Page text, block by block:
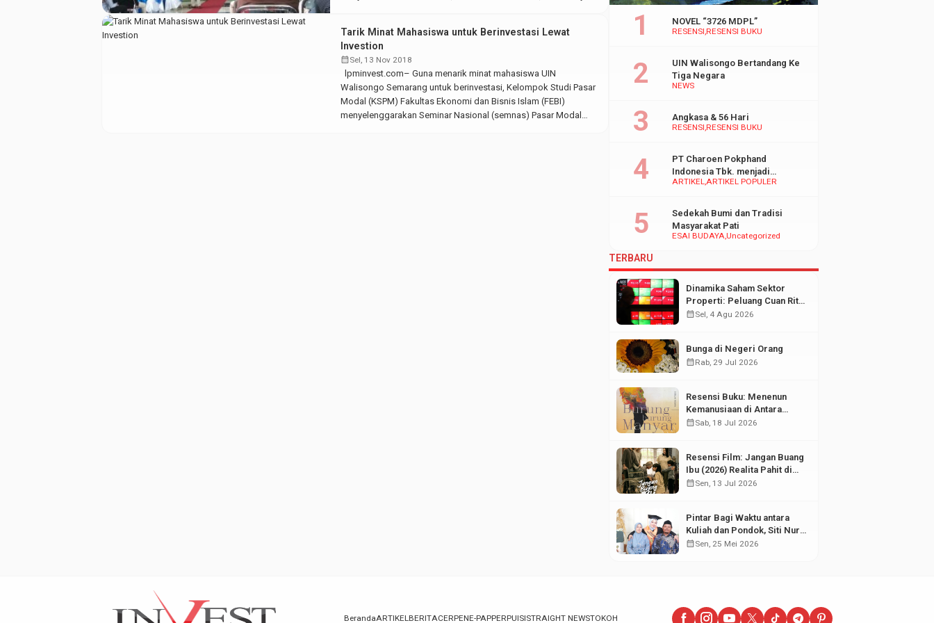
Kini ini berlangsung di Audit II […]
Tarik Minat Mahasiswa untuk Berinvestasi Lewat
Investion
calendar_monthSel, 13 Nov 2018
lpminvest.com– Guna menarik minat mahasiswa UIN
Walisongo Semarang untuk berinvestasi, Kelompok Studi Pasar
Modal (KSPM) Fakultas Ekonomi dan Bisnis Islam (FEBI)
menyelenggarakan Seminar Nasional (semnas) Pasar Modal
RESENSI RESENSI BUKU
NOVEL “3726 MDPL”
NEWS
UIN Walisongo Bertandang Ke
Tiga Negara
RESENSI RESENSI BUKU
Angkasa & 56 Hari
ARTIKELARTIKEL POPULER
PT Charoen Pokphand
Indonesia Tbk. menjadi
inspirasi Bagi UMKM di
ESAI BUDAYAUncategorized
Sedekah Bumi dan Tradisi
Masyarakat Pati
TERBARU
Dinamika Saham Sektor
Properti: Peluang Cuan Ritel
di Tengah Fluktuasi Pasar
calendar_monthSel, 4 Agu 2026
Bunga di Negeri Orang
calendar_monthRab, 29 Jul 2026
Resensi Buku: Menenun
Kemanusiaan di Antara
Puing Sejarah
calendar_monthSab, 18 Jul 2026
Resensi Film: Jangan Buang
Ibu (2026) Realita Pahit di
Balik Kesuksesan Anak
calendar_monthSen, 13 Jul 2026
Pintar Bagi Waktu antara
Kuliah dan Pondok, Siti Nur
Aisyah Sabet Gelar
calendar_monthSen, 25 Mei 2026
BerandaARTIKELBERITACERPENE-PAPPERPUISISTRAIGHT NEWSTOKOH